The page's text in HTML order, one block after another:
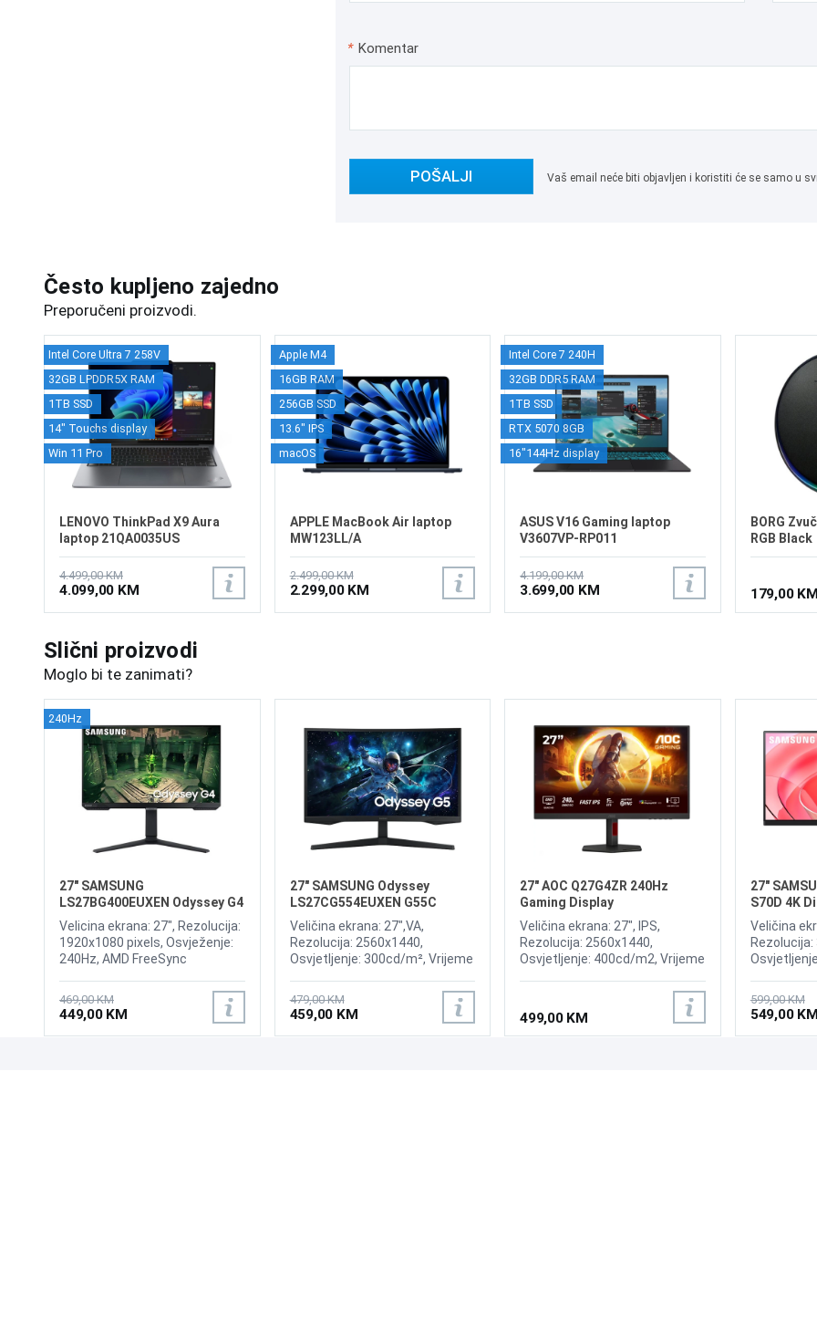
* Komentar
POŠALJI Vaš email neće biti objavljen i koristiti će se samo u
Često kupljeno zajedno
Preporučeni proizvodi.
Intel Core Ultra 7 258V
32GB LPDDR5X RAM
1TB SSD
14" Touchs display
Win 11 Pro
LENOVO ThinkPad X9 Aura
laptop 21QA0035US
4.499,00 KM
4.099,00 KM
Apple M4
16GB RAM
256GB SSD
13.6" IPS
macOS
APPLE MacBook Air laptop
MW123LL/A
2.499,00 KM
2.299,00 KM
Intel Core 7 240H
32GB DDR5 RAM
1TB SSD
RTX 5070 8GB
16"144Hz display
ASUS V16 Gaming laptop
V3607VP-RP011
4.199,00 KM
3.699,00 KM
BORG
RGB Black
179,00 KM
Slični proizvodi
Moglo bi te zanimati?
240Hz
27" SAMSUNG
LS27BG400EUXEN Odyssey G4
240Hz Display
Velicina ekrana: 27", Rezolucija:
1920x1080 pixels, Osvježenje:
240Hz, AMD FreeSync
Vrijeme odziva: 1ms, Priključci:
2xHDMI, Displayport 1.2
469,00 KM
449,00 KM
27" SAMSUNG Odyssey
LS27CG554EUXEN G55C
165Hz Curved Display
Veličina ekrana: 27",VA,
Rezolucija: 2560x1440,
Osvjetljenje: 300cd/m², Vrijeme
165Hz, AMD FreeSync Premium
Pro, Priključci: HDMI,
DisplayPort
479,00 KM
459,00 KM
27" AOC Q27G4ZR 240Hz
Gaming Display
Veličina ekrana: 27", IPS,
Rezolucija: 2560x1440,
Osvjetljenje: 400cd/m2, Vrijeme
Osvježenje: 240Hz, Adaptive
Sync, G-SYNC, Priključci: HDMI
2x 2.0, DisplayPort 1.4,
Zvučnici:2x2W
499,00 KM
27"
S70D 4K
Veličina
FreeSync,
Priključci:
599,00 KM
549,00 KM